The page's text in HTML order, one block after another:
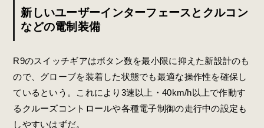
新しいユーザーインターフェースとクルコン
などの電制装備
R9のスイッチギアはボタン数を最小限に抑えた新設計のも
ので、グローブを装着した状態でも最適な操作性を確保し
ているという。これにより3速以上・40km/h以上で作動す
るクルーズコントロールや各種電子制御の走行中の設定も
しやすいはずだ。